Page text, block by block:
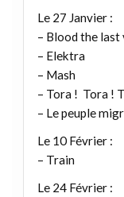
Le 27 Janvier :
– Blood the last
– Elektra
– Mash
– Tora ! Tora !
– Le peuple
Le 10 Février :
– Train
Le 24 Février :